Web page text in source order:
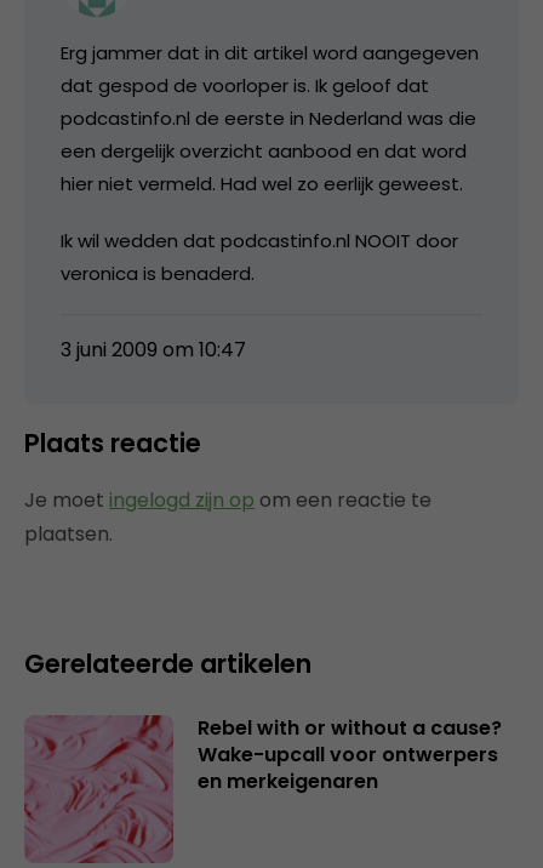
Erg jammer dat in dit artikel word aangegeven
dat gespod de voorloper is. Ik geloof dat
podcastinfo.nl de eerste in Nederland was die
een dergelijk overzicht aanbood en dat word
hier niet vermeld. Had wel zo eerlijk geweest.
Ik wil wedden dat podcastinfo.nl NOOIT door
veronica is benaderd.
3 juni 2009 om 10:47
Plaats reactie
Je moet ingelogd zijn op om een reactie te
plaatsen.
Gerelateerde artikelen
Rebel with or without a cause?
Wake-upcall voor ontwerpers
en merkeigenaren